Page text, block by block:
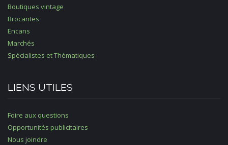
Boutiques vintage
Brocantes
Encans
Marchés
Spécialistes et Thématiques
LIENS UTILES
Foire aux questions
Opportunités publicitaires
Nous joindre